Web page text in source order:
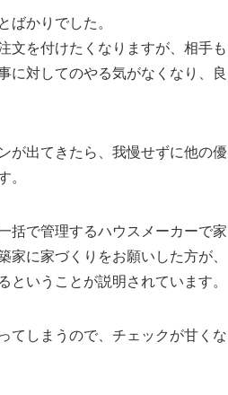
ばかりでした。
文を付けたくなりますが、相手も
に対してのやる気がなくなり、良
が出てきたら、我慢せずに他の優
。
括で管理するハウスメーカーで家
家に家づくりをお願いした方が、
いうことが説明されています。
てしまうので、チェックが甘くな